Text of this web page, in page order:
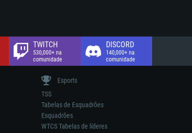
TWITCH
530,000+ na
comunidade
DISCORD
140,000+ na
comunidade
Esports
TSS
Tabelas de Esquadrões
Esquadrões
WTCS Tabelas de líderes